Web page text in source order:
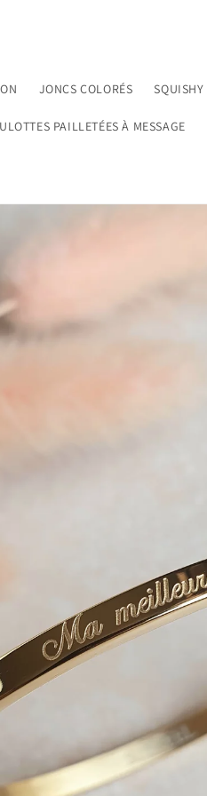
JONCS COLORÉS SQUISHY
PAILLETÉES À MESSAGE